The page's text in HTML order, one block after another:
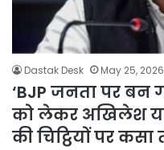
Dastak Desk May 25, 2026
‘BJP जनता पर बन
को लेकर अखिलेश
की चिट्ठियों पर